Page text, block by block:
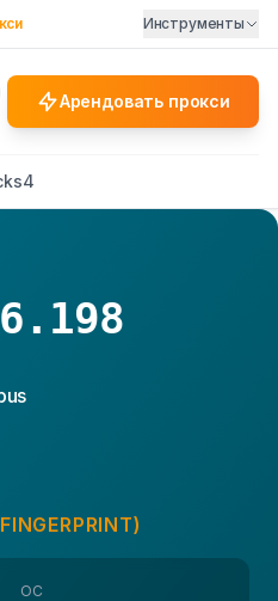
Инструменты
Арендовать прокси
ОС